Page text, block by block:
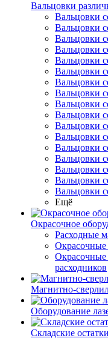
Вальцовки
Вальцовки
Вальцовки
Вальцовки
Вальцовки
Вальцовки
Вальцовки
Вальцовки
Вальцовки
Вальцовки
Вальцовки
Вальцовки
Вальцовки
Вальцовки
Вальцовки
Вальцовки
Вальцовки
Вальцовки
Ещё
Окрасочное
Расходные
Окрасочные
Окрасочные
расходников
Магнитно-
Оборудование
Складские остатки